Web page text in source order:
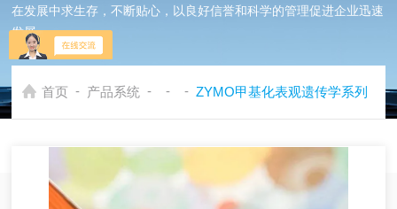
在发展中求生存，不断贴心，以良好信誉和科学的管理促进企业迅速
发展
首页 - 产品系统 - - - ZYMO甲基化表观遗传学系列